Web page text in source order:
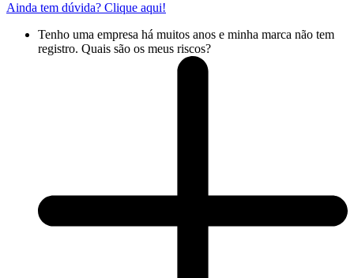
Ainda tem dúvida? Clique aqui!
Tenho uma empresa há muitos anos e minha marca não tem
registro. Quais são os meus riscos?